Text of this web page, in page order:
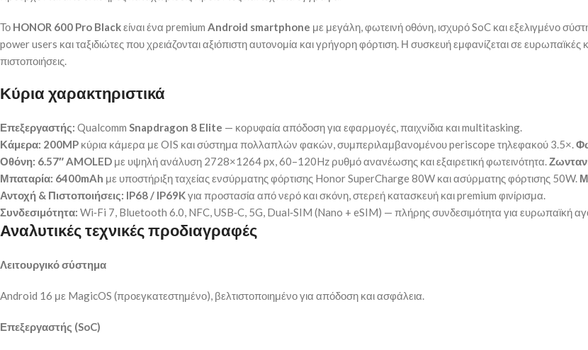
Το HONOR 600 Pro Blackείναι ένα premium Android smartphone με μεγάλη, φωτεινή οθόνη, ισχυρό SoC και εξελιγμένο
power users και ταξιδιώτες που χρειάζονται αξιόπιστη αυτονομία και γρήγορη φόρτιση. Η συσκευή εμφανίζεται σε ευρωπαϊκές
πιστοποιήσεις.
Κύρια χαρακτηριστικά
Επεξεργαστής: Qualcomm Snapdragon 8 Elite — κορυφαία απόδοση για εφαρμογές, παιχνίδια και multitasking.
Κάμερα: 200MP κύρια κάμερα με OIS και σύστημα πολλαπλών φακών, συμπεριλαμβανομένου periscope τηλεφακού 3.5×.
Οθόνη: 6.57″ AMOLED με υψηλή ανάλυση 2728×1264 px, 60–120Hz ρυθμό ανανέωσης και εξαιρετική φωτεινότητα.
Μπαταρία: 6400mAh με υποστήριξη ταχείας ενσύρματης φόρτισης Honor SuperCharge 80W και ασύρματης φόρτισης 50W.
Αντοχή & Πιστοποιήσεις: IP68 / IP69Kγια προστασία από νερό και σκόνη, στερεή κατασκευή και premium φινίρισμα.
Συνδεσιμότητα: Wi‑Fi 7, Bluetooth 6.0, NFC, USB‑C, 5G, Dual‑SIM (Nano + eSIM) — πλήρης συνδεσιμότητα για ευρωπαϊκή
Αναλυτικές τεχνικές προδιαγραφές
Λειτουργικό σύστημα
Android 16 με MagicOS (προεγκατεστημένο), βελτιστοποιημένο για απόδοση και ασφάλεια.
Επεξεργαστής (SoC)